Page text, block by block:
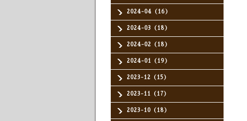
2024-04（16）
2024-03（18）
2024-02（18）
2024-01（19）
2023-12（15）
2023-11（17）
2023-10（18）